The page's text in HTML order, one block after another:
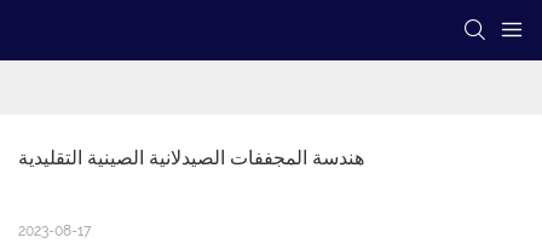
هندسة المجففات الصيدلانية الصينية التقليدية
2023-08-17